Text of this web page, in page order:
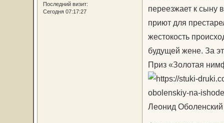
Последний визит:
Сегодня 07:17:27
переезжает к сыну
приют для
жестокость
будущей жене. За
Приз «Золотая
Леонид